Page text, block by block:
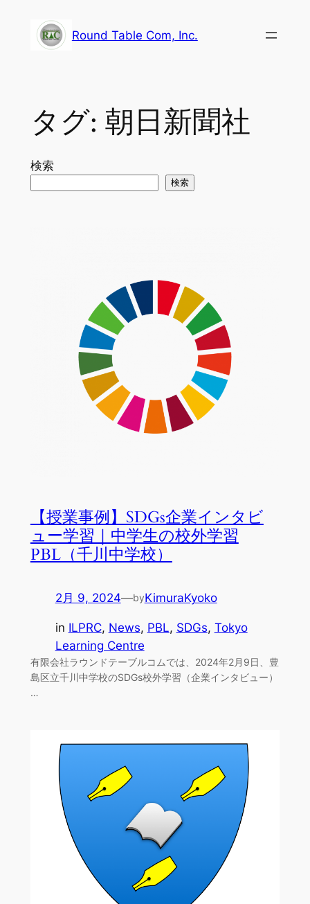
Round Table Com, Inc.
タグ: 朝日新聞社
検索
検索
【授業事例】SDGs企業インタビ
ュー学習｜中学生の校外学習
PBL（千川中学校）
2月 9, 2024—byKimuraKyoko
in ILPRC, News, PBL, SDGs, Tokyo
Learning Centre
有限会社ラウンドテーブルコムでは、2024年2月9日、豊
島区立千川中学校のSDGs校外学習（企業インタビュー）
…